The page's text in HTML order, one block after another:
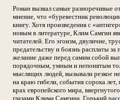
Роман вызвал самые разноречивые
мнение, что «буревестник
книгу. Хотя произведения с
новым в литературе, Клим Самгин
читателей. Его эгоизм, двуличие,
предательству и боязнь расплаты за
желание даже перед самим собой
порядочным, умным и непонятым
мыслящих людей, вызывали резкое
на краю гибели, события сорока
крах европейского мира,
глазами Клима Самгина. Горький